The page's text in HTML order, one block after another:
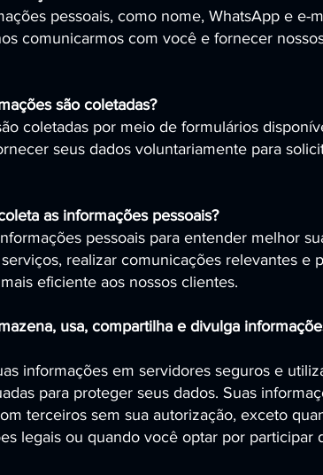
pessoais, como nome, WhatsApp e e-
comunicarmos com você e fornecer
são coletadas?
coletadas por meio de formulários
seus dados voluntariamente para
as informações pessoais?
pessoais para entender melhor
realizar comunicações relevantes e
eficiente aos nossos clientes.
usa, compartilha e divulga
informações em servidores seguros e
para proteger seus dados. Suas
terceiros sem sua autorização, exceto
legais ou quando você optar por participar